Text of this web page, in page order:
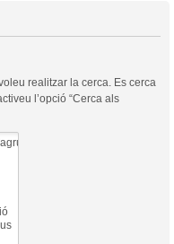
realitzar la cerca. Es cerca
l’opció “Cerca als